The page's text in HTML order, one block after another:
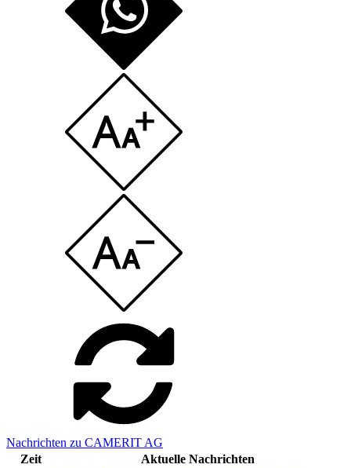
Nachrichten zu CAMERIT AG
Zeit
Aktuelle Nachrichten